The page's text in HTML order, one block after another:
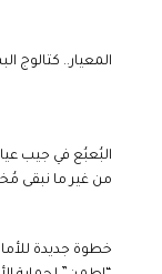
المعيار.. كتالوج
البُعبُع في جيب
من غير ما نبقى
خطوة جديدة